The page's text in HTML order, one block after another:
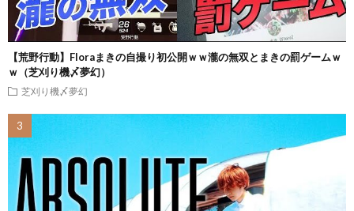
【荒野行動】Floraまきの自撮り初公開ｗｗ瀧の無双とまきの罰ゲームｗ
ｗ（芝刈り機〆夢幻）
芝刈り機〆夢幻